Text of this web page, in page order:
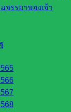
รรยาของเจ้า